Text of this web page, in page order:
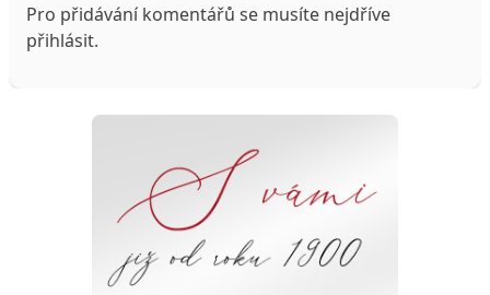
Pro přidávání komentářů se musíte nejdříve
přihlásit.